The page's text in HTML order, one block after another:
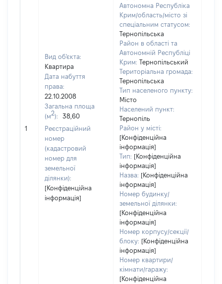
1
Вид об'єкта:
Квартира
Дата набуття
права:
22.10.2008
Загальна площа
(м2):
38,60
Реєстраційний
номер
(кадастровий
номер для
земельної
ділянки):
[Конфіденційна
інформація]
Автономна Республіка
Крим/область/місто зі
спеціальним статусом:
Тернопільська
Район в області та
Автономній Республіці
Крим: Тернопільський
Територіальна громада:
Тернопільська
Тип населеного пункту:
Місто
Населений пункт:
Тернопіль
Район у місті:
[Конфіденційна
інформація]
Тип: [Конфіденційна
інформація]
Назва: [Конфіденційна
інформація]
Номер будинку/
земельної ділянки:
[Конфіденційна
інформація]
Номер корпусу/секції/
блоку: [Конфіденційна
інформація]
Номер квартири/
кімнати/гаражу:
[Конфіденційна